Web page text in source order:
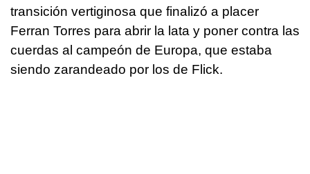
transición vertiginosa que finalizó a placer
Ferran Torres para abrir la lata y poner contra las
cuerdas al campeón de Europa, que estaba
siendo zarandeado por los de Flick.